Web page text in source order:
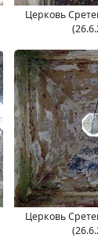
Церковь
Церковь